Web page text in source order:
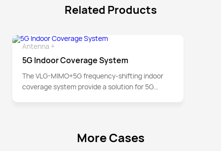
Related Products
Antenna +
5G Indoor Coverage System
The VLG-MIMO+5G frequency-shifting indoor
coverage system provide a solution for 5G
More Cases